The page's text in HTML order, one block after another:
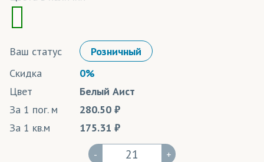
Ваш статус
Розничный
Скидка
0%
Цвет
Белый Аист
За 1 пог. м
280.50
За 1 кв.м
175.31
- +